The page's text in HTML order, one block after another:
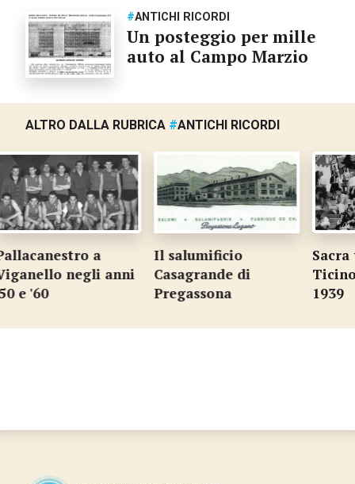
#ANTICHI RICORDI
Un posteggio per mille
auto al Campo Marzio
ALTRO DALLA RUBRICA #ANTICHI RICORDI
a
negli anni
Il salumificio
Casagrande di
Pregassona
Sacra terra
Ticino a
…